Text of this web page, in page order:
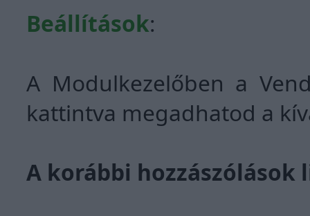
Beállítások:
A Modulkezelőben a
kattintva megadhatod a
A korábbi